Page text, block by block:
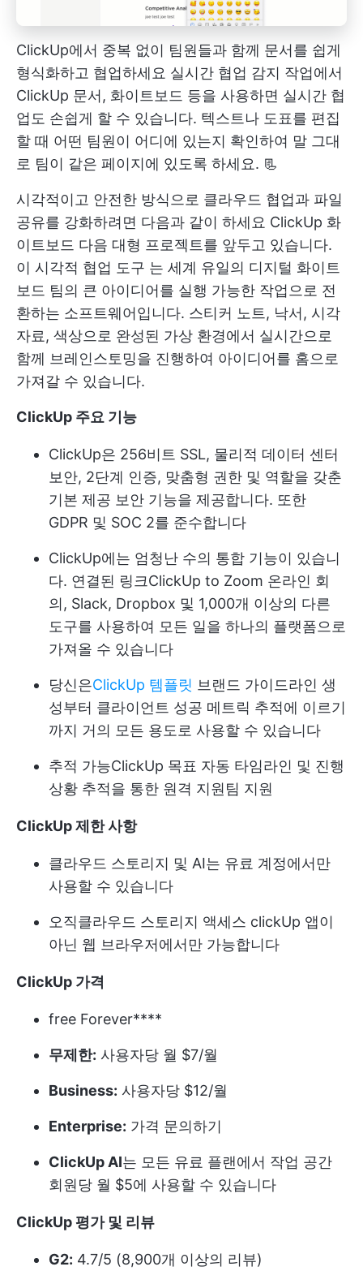
ClickUp에서 중복 없이 팀원들과 함께 문서를 쉽게
형식화하고 협업하세요 실시간 협업 감지 작업에서
ClickUp 문서, 화이트보드 등을 사용하면 실시간 협
업도 손쉽게 할 수 있습니다. 텍스트나 도표를 편집
할 때 어떤 팀원이 어디에 있는지 확인하여 말 그대
로 팀이 같은 페이지에 있도록 하세요. 📃
시각적이고 안전한 방식으로 클라우드 협업과 파일
공유를 강화하려면 다음과 같이 하세요 ClickUp 화
이트보드 다음 대형 프로젝트를 앞두고 있습니다.
이 시각적 협업 도구 는 세계 유일의 디지털 화이트
보드 팀의 큰 아이디어를 실행 가능한 작업으로 전
환하는 소프트웨어입니다. 스티커 노트, 낙서, 시각
자료, 색상으로 완성된 가상 환경에서 실시간으로
함께 브레인스토밍을 진행하여 아이디어를 홈으로
가져갈 수 있습니다.
ClickUp 주요 기능
ClickUp은 256비트 SSL, 물리적 데이터 센터
보안, 2단계 인증, 맞춤형 권한 및 역할을 갖춘
기본 제공 보안 기능을 제공합니다. 또한
GDPR 및 SOC 2를 준수합니다
ClickUp에는 엄청난 수의 통합 기능이 있습니
다. 연결된 링크ClickUp to Zoom 온라인 회
의, Slack, Dropbox 및 1,000개 이상의 다른
도구를 사용하여 모든 일을 하나의 플랫폼으로
가져올 수 있습니다
당신은ClickUp 템플릿 브랜드 가이드라인 생
성부터 클라이언트 성공 메트릭 추적에 이르기
까지 거의 모든 용도로 사용할 수 있습니다
추적 가능ClickUp 목표 자동 타임라인 및 진행
상황 추적을 통한 원격 지원팀 지원
ClickUp 제한 사항
클라우드 스토리지 및 AI는 유료 계정에서만
사용할 수 있습니다
오직클라우드 스토리지 액세스 clickUp 앱이
아닌 웹 브라우저에서만 가능합니다
ClickUp 가격
free Forever****
무제한: 사용자당 월 $7/월
Business: 사용자당 $12/월
Enterprise: 가격 문의하기
ClickUp AI는 모든 유료 플랜에서 작업 공간
회원당 월 $5에 사용할 수 있습니다
ClickUp 평가 및 리뷰
G2: 4.7/5 (8,900개 이상의 리뷰)